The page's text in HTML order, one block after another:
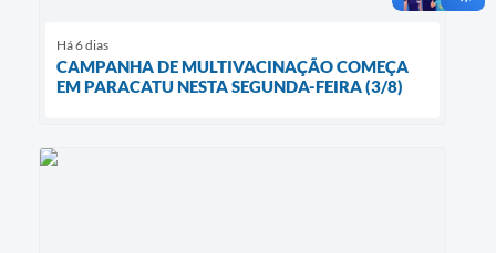
Há 6 dias
CAMPANHA DE MULTIVACINAÇÃO COMEÇA
EM PARACATU NESTA SEGUNDA-FEIRA (3/8)